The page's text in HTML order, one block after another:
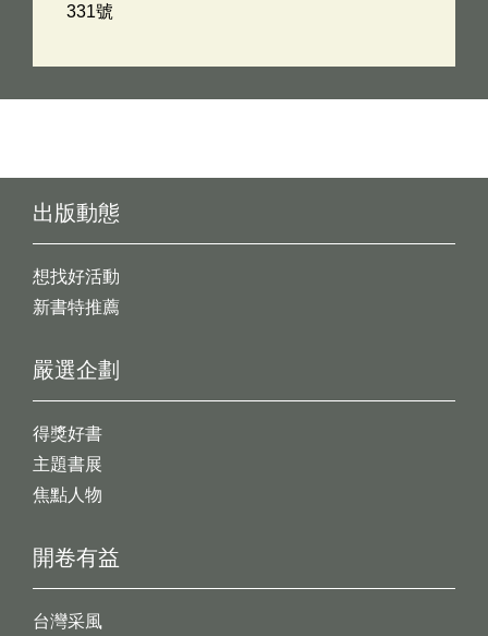
331號
出版動態
想找好活動
新書特推薦
開卷有益
台灣采風
嚴選企劃
得獎好書
主題書展
焦點人物